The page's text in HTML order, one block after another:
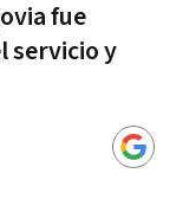
fue
servicio y